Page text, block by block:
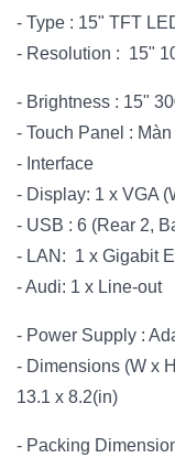
- Type : 15" TFT
- Resolution : 15"
- Brightness : 15"
- Touch Panel :
- Interface
- Display: 1 x VGA
- USB : 6 (Rear 2,
- LAN: 1 x Gigabit
- Audi: 1 x Line-out
- Power Supply :
- Dimensions (W x
13.1 x 8.2(in)
- Packing